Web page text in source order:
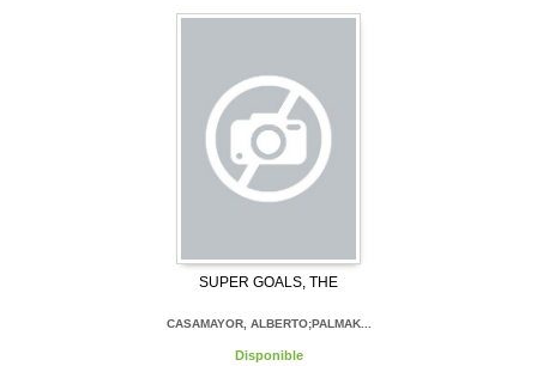
SUPER GOALS, THE
CASAMAYOR, ALBERTO;PALMAK...
Disponible